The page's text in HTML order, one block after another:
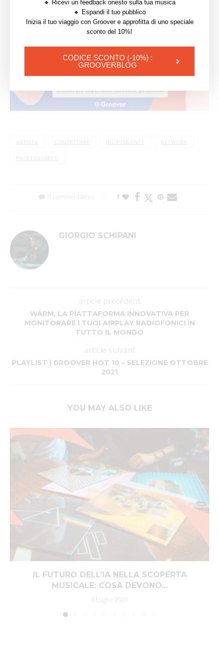
progrediscono e riempire la tua agenda di
contatti professionali.
ARTISTA CONTATTARE INDIPENDENTE NETWORK
PROFESSIONISTI
0 commentaires 1
GIORGIO SCHIPANI
article précédent
WARM, LA PIATTAFORMA INNOVATIVA PER
MONITORARE I TUOI AIRPLAY RADIOFONICI IN
TUTTO IL MONDO
article suivant
PLAYLIST | GROOVER HOT 10 – SELEZIONE OTTOBRE
2021
YOU MAY ALSO LIKE
IL FUTURO DELL’IA NELLA SCOPERTA
MUSICALE: COSA DEVONO...
6 Luglio 2026
🔸 Ricevi un feedback onesto sulla tua musica
🔸 Espandi il tuo pubblico
Inizia il tuo viaggio con Groover e approfitta di uno speciale
sconto del 10%!
CODICE SCONTO (-10%) :
GROOVERBLOG